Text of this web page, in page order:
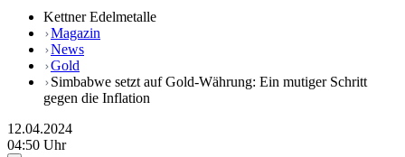
Kettner Edelmetalle
Magazin
News
Gold
Simbabwe setzt auf Gold-Währung: Ein mutiger Schritt
gegen die Inflation
12.04.2024
04:50 Uhr